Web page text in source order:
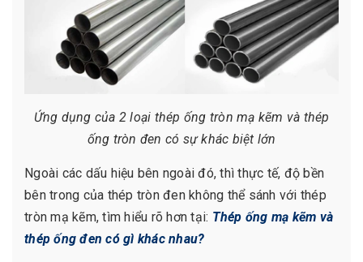
Ứng dụng của 2 loại thép ống tròn mạ kẽm và thép
ống tròn đen có sự khác biệt lớn
Ngoài các dấu hiệu bên ngoài đó, thì thực tế, độ bền
bên trong của thép tròn đen không thể sánh với thép
tròn mạ kẽm, tìm hiểu rõ hơn tại: Thép ống mạ kẽm và
thép ống đen có gì khác nhau?